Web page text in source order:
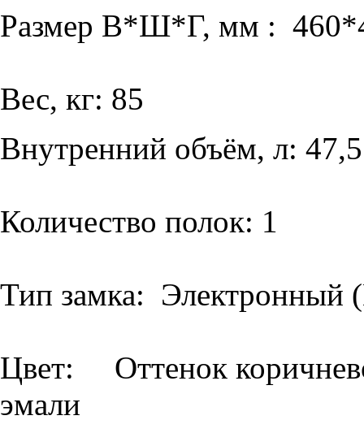
Размер В*Ш*Г, мм :
Вес, кг: 85
Внутренний объём, л: 47,5
Количество полок: 1
Тип замка: Электронный
Цвет: Оттенок
эмали